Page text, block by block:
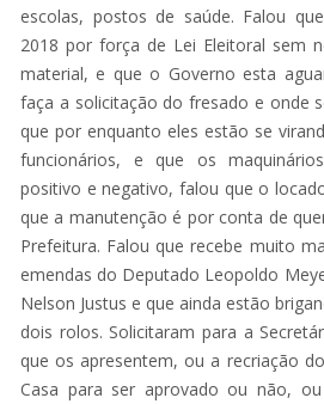
escolas, postos de saúde. Falou
2018 por força de Lei Eleitoral sem
material, e que o Governo esta
faça a solicitação do fresado e onde
que por enquanto eles estão se
funcionários, e que os
positivo e negativo, falou que o
que a manutenção é por conta de
Prefeitura. Falou que recebe muito
emendas do Deputado Leopoldo
Nelson Justus e que ainda estão
dois rolos. Solicitaram para a
que os apresentem, ou a recriação
Casa para ser aprovado ou não,